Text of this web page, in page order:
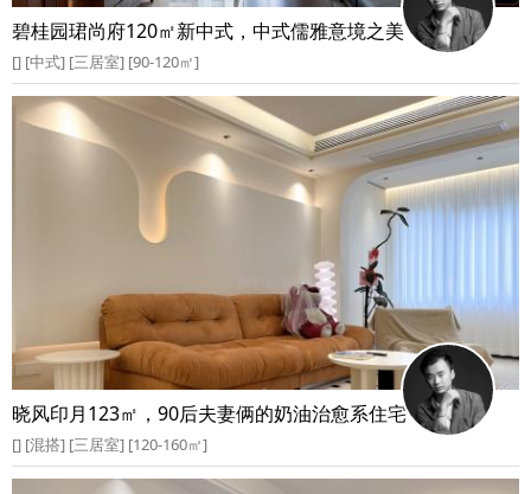
碧桂园珺尚府120㎡新中式，中式儒雅意境之美
[] [中式] [三居室] [90-120㎡]
晓风印月123㎡，90后夫妻俩的奶油治愈系住宅
[] [混搭] [三居室] [120-160㎡]